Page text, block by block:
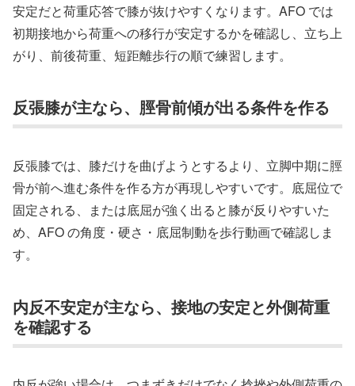
安定だと荷重応答で膝が抜けやすくなります。AFO では
初期接地から荷重への移行が安定するかを確認し、立ち上
がり、前後荷重、短距離歩行の順で練習します。
反張膝が主なら、脛骨前傾が出る条件を作る
反張膝では、膝だけを曲げようとするより、立脚中期に脛
骨が前へ進む条件を作る方が再現しやすいです。底屈位で
固定される、または底屈が強く出ると膝が反りやすいた
め、AFO の角度・硬さ・底屈制動を歩行動画で確認しま
す。
内反不安定が主なら、接地の安定と外側荷重
を確認する